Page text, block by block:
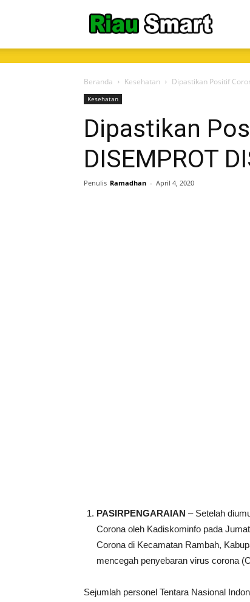
Beranda Kesehatan Dipastikan Positif
Kesehatan
Dipastikan
DISEMPROT
Penulis Ramadhan - April 4, 2020
PASIRPENGARAIAN – Setelah
Corona oleh Kadiskominfo pada
Corona di Kecamatan Rambah,
mencegah penyebaran virus corona
Sejumlah personel Tentara Nasional